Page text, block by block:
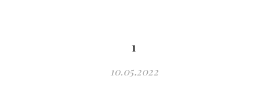
1
10.05.2022